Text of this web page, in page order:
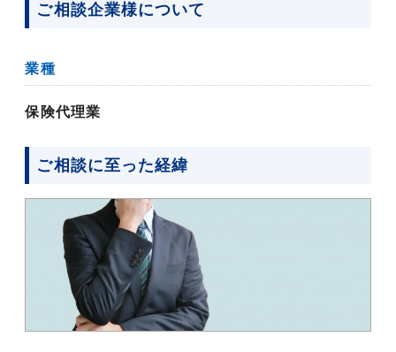
ご相談企業様について
業種
保険代理業
ご相談に至った経緯